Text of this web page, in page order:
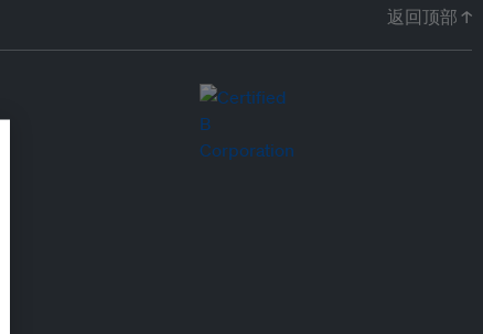
返回顶部 ↑